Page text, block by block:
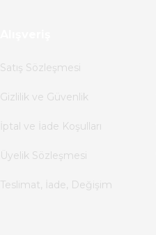
Satış Sözleşmesi
Gizlilik ve Güvenlik
İptal ve İade Koşulları
Üyelik Sözleşmesi
Teslimat, İade, Değişim